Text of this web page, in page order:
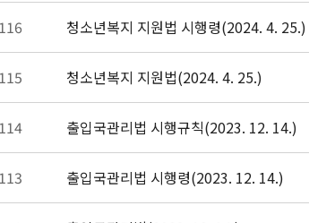
116 청소년복지 지원법 시행령(2024. 4. 25.)
115 청소년복지 지원법(2024. 4. 25.)
114 출입국관리법 시행규칙(2023. 12. 14.)
113 출입국관리법 시행령(2023. 12. 14.)